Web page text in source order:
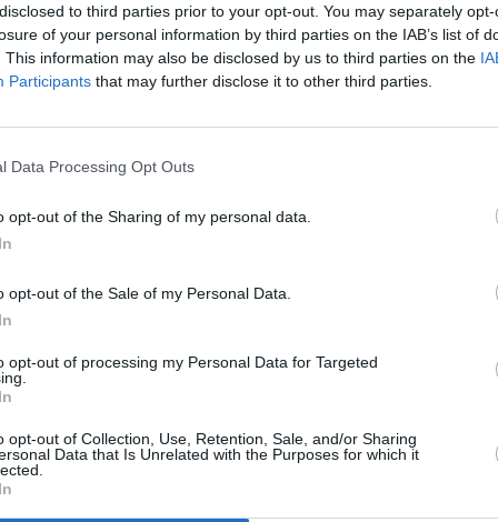
to third parties prior to your opt-out. You may separately
of your personal information by third parties on the IAB’s list of
This information may also be disclosed by us to third parties on the
Participants that may further disclose it to other third parties.
Data Processing Opt Outs
opt-out of the Sharing of my personal data.
opt-out of the Sale of my Personal Data.
opt-out of processing my Personal Data for Targeted
opt-out of Collection, Use, Retention, Sale, and/or Sharing
Data that Is Unrelated with the Purposes for which it
2024, en 2025 parece haberse reactivado la ruta desde
hacia España", advierte.
las "excelentes" relaciones económicas con el país
POR TRAFICAR CON DROGA
relacionadas con el tráfico de estupefacientes,
Gibraltar, así como una mayor agresividad de los 'narcos'
incluso usando armas de guerra.
España", señala el citado informe.
de un agente de la Gendarmería de Portugal en el
cuando perseguían una narcolancha a 80 millas de
agresiones y hostigamientos a miembros de las FCSE. Los
en embestir vehículos terrestres y embarcaciones cuando
de la droga, evidenciando una mayor agresividad hacia